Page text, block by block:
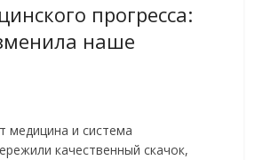
прогресса:
наше
медицина и система
качественный скачок,